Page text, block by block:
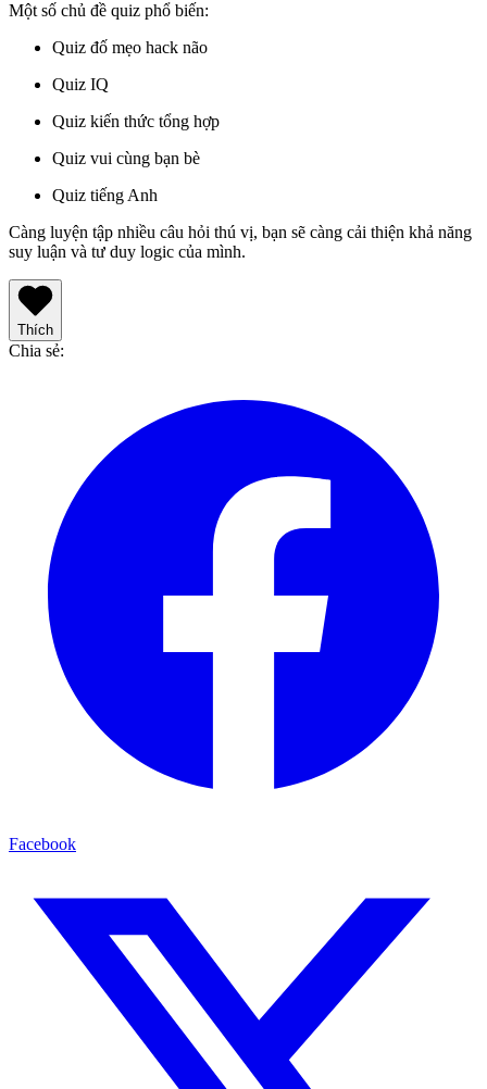
Một số chủ đề quiz phổ biến:
Quiz đố mẹo hack não
Quiz IQ
Quiz kiến thức tổng hợp
Quiz vui cùng bạn bè
Quiz tiếng Anh
Càng luyện tập nhiều câu hỏi thú vị, bạn sẽ càng cải thiện khả năng
suy luận và tư duy logic của mình.
Thích
Chia sẻ:
Facebook